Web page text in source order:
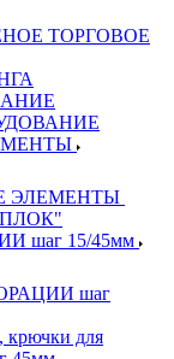
ТОРГОВОЕ
ЭЛЕМЕНТЫ
шаг 15/45мм
шаг
для